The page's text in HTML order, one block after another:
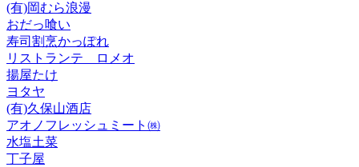
(有)岡むら浪漫
おだっ喰い
寿司割烹かっぽれ
リストランテ ロメオ
揚屋たけ
ヨタヤ
(有)久保山酒店
アオノフレッシュミート㈱
水塩土菜
丁子屋